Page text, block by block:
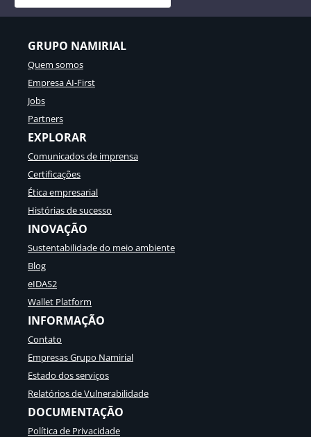
GRUPO NAMIRIAL
Quem somos
Empresa AI-First
Jobs
Partners
EXPLORAR
Comunicados de imprensa
Certificações
Ética empresarial
Histórias de sucesso
INOVAÇÃO
Sustentabilidade do meio ambiente
Blog
eIDAS2
Wallet Platform
INFORMAÇÃO
Contato
Empresas Grupo Namirial
Estado dos serviços
Relatórios de Vulnerabilidade
DOCUMENTAÇÃO
Política de Privacidade